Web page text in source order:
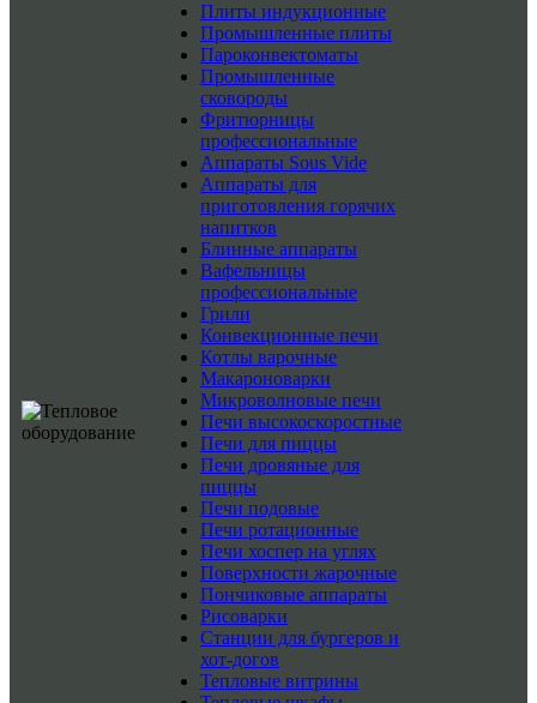
Плиты индукционные
Промышленные плиты
Пароконвектоматы
Промышленные
сковороды
Фритюрницы
профессиональные
Аппараты Sous Vide
Аппараты для
приготовления горячих
напитков
Блинные аппараты
Вафельницы
профессиональные
Грили
Конвекционные печи
Котлы варочные
Макароноварки
Микроволновые печи
Печи высокоскоростные
Печи для пиццы
Печи дровяные для
пиццы
Печи подовые
Печи ротационные
Печи хоспер на углях
Поверхности жарочные
Пончиковые аппараты
Рисоварки
Станции для бургеров и
хот-догов
Тепловые витрины